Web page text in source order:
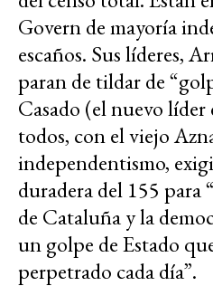
Govern de mayoría
escaños. Sus líderes,
paran de tildar de
Casado (el nuevo líder
todos, con el viejo
independentismo,
duradera del 155
de Cataluña y la
un golpe de Estado
perpetrado cada día”.